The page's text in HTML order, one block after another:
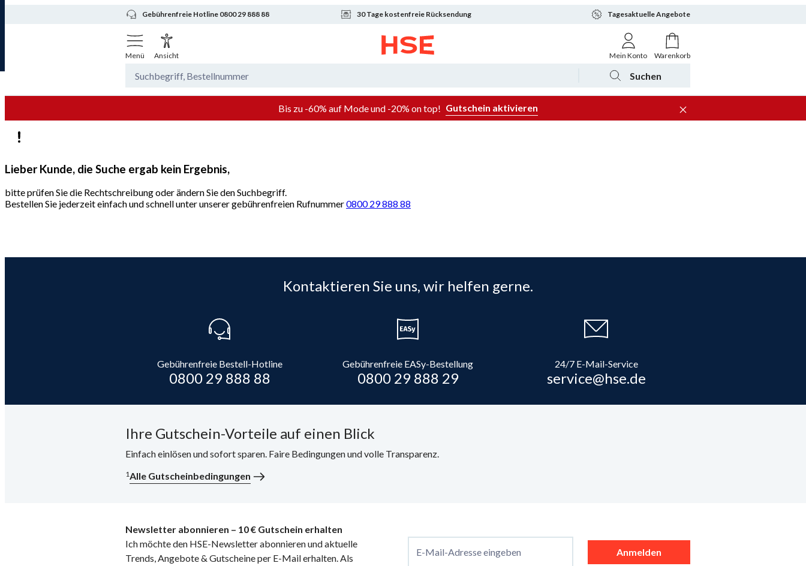
Gebührenfreie Hotline 0800 29 888 88 30 Tage kostenfreie Rücksendung Tagesaktuelle Angebote
Menü Ansicht Mein Konto Warenkorb
Suchen
Bis zu -60% auf Mode und -20% on top! Gutschein aktivieren
Lieber Kunde, die Suche ergab kein Ergebnis,
bitte prüfen Sie die Rechtschreibung oder ändern Sie den Suchbegriff.
Bestellen Sie jederzeit einfach und schnell unter unserer gebührenfreien Rufnummer0800 29 888 88
Kontaktieren Sie uns, wir helfen gerne.
Gebührenfreie Bestell-Hotline
0800 29 888 88
Gebührenfreie EASy-Bestellung
0800 29 888 29
24/7 E-Mail-Service
service@hse.de
Ihre Gutschein-Vorteile auf einen Blick
Einfach einlösen und sofort sparen. Faire Bedingungen und volle Transparenz.
1Alle Gutscheinbedingungen
Newsletter abonnieren – 10 € Gutschein erhalten
Ich möchte den HSE-Newsletter abonnieren und aktuelle
Trends, Angebote & Gutscheine per E-Mail erhalten. Als
E-Mail-Adresse eingeben Anmelden